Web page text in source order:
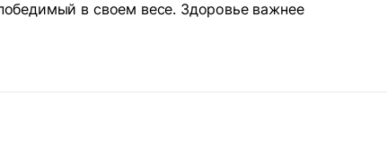
в своем весе. Здоровье важнее